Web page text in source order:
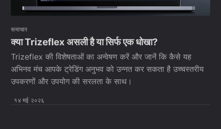
समाचार
क्या Trizeflex असली है या सिर्फ एक धोखा?
Trizeflex की विशेषताओं का अन्वेषण करें और जानें कि कैसे यह
अभिनव मंच आपके ट्रेडिंग अनुभव को उन्नत कर सकता है उच्चस्तरीय
उपकरणों और उपयोग की सरलता के साथ।
१४ मई २०२६